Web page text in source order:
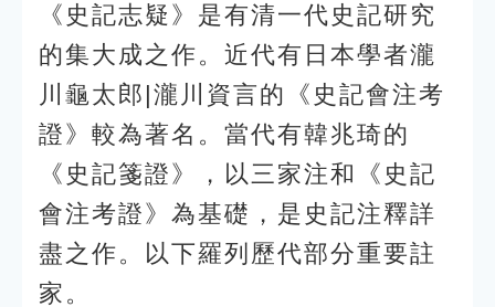
《史記志疑》是有清一代史記研究
的集大成之作。近代有日本學者瀧
川龜太郎|瀧川資言的《史記會注考
證》較為著名。當代有韓兆琦的
《史記箋證》，以三家注和《史記
會注考證》為基礎，是史記注釋詳
盡之作。以下羅列歷代部分重要註
家。